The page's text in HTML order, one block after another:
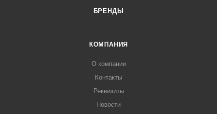
БРЕНДЫ
КОМПАНИЯ
О компании
Контакты
Реквизиты
Новости